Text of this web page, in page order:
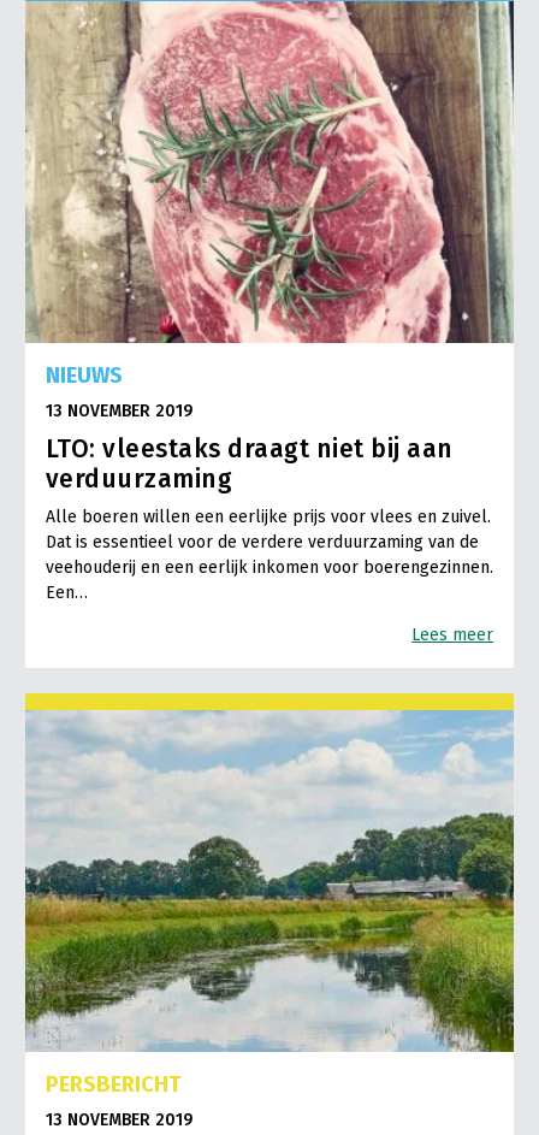
NIEUWS
13 NOVEMBER 2019
LTO: vleestaks draagt niet bij aan
verduurzaming
Alle boeren willen een eerlijke prijs voor vlees en zuivel.
Dat is essentieel voor de verdere verduurzaming van de
veehouderij en een eerlijk inkomen voor boerengezinnen.
Een…
Lees meer
PERSBERICHT
13 NOVEMBER 2019